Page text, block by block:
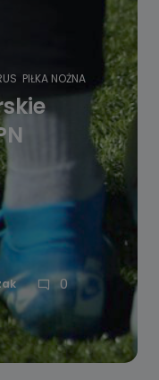
PIŁKA NOŻNA
0